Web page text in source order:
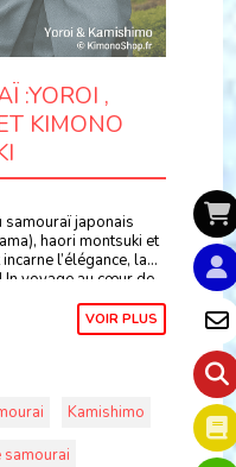
:YOROI ,
KIMONO
samouraï japonais
haori montsuki et
l’élégance, la
voyage au cœur de
VOIR PLUS
Kamishimo
samourai